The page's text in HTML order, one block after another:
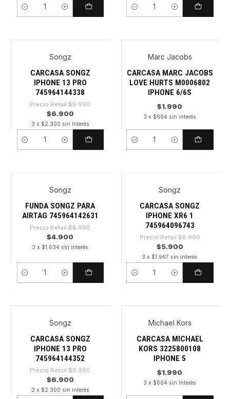
Cantidad Cantidad
Songz
CARCASA SONGZ
IPHONE 13 PRO
745964144338
Precio Retail $9.990
$6.900
3 x $2.300 sin interés
Cantidad
Marc Jacobs
CARCASA MARC JACOBS
LOVE HURTS M0006802
IPHONE 6/6S
$1.990
3 x $664 sin interés
Cantidad
Songz
FUNDA SONGZ PARA
AIRTAG 745964142631
Precio Retail $8.990
$4.900
3 x $1.634 sin interés
Cantidad
Songz
CARCASA SONGZ
IPHONE XR6 1
745964096743
Precio Retail $8.990
$5.900
3 x $1.967 sin interés
Cantidad
Songz
CARCASA SONGZ
IPHONE 13 PRO
745964144352
Precio Retail $9.990
$6.900
3 x $2.300 sin interés
Michael Kors
CARCASA MICHAEL
KORS 3225800108
IPHONE 5
$1.990
3 x $664 sin interés